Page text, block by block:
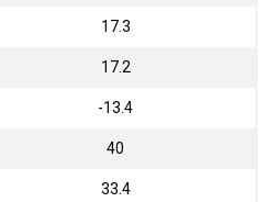
17.3
17.2
-13.4
40
33.4